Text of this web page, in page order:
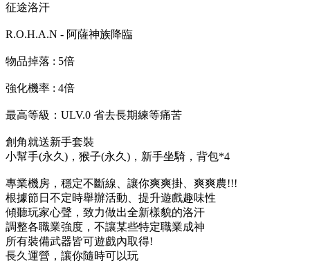
征途洛汗
R.O.H.A.N - 阿薩神族降臨
物品掉落 : 5倍
強化機率 : 4倍
最高等級：ULV.0 省去長期練等痛苦
創角就送新手套裝
小幫手(永久)，猴子(永久)，新手坐騎，背包*4
專業機房，穩定不斷線、讓你爽爽掛、爽爽農!!!
根據節日不定時舉辦活動、提升遊戲趣味性
傾聽玩家心聲，致力做出全新樣貌的洛汗
調整各職業強度，不讓某些特定職業成神
所有裝備武器皆可遊戲內取得!
長久運營，讓你隨時可以玩